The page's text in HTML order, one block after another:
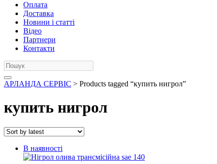
Оплата
Доставка
Новини і статті
Відео
Партнери
Контакти
АРЛАНДА СЕРВІС > Products tagged “купить нигрол”
купить нигрол
В наявності